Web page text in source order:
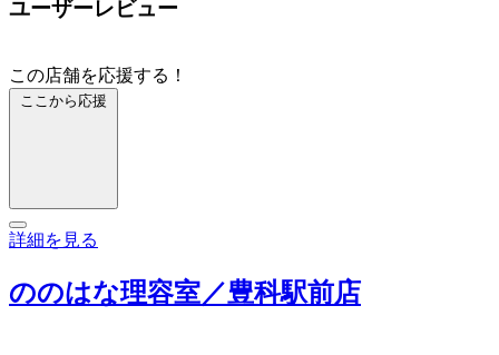
ユーザーレビュー
この店舗を応援する！
ここから応援
詳細を見る
ののはな理容室／豊科駅前店